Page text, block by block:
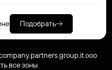
Подобрать
.partners.group.it.ooo
все зоны